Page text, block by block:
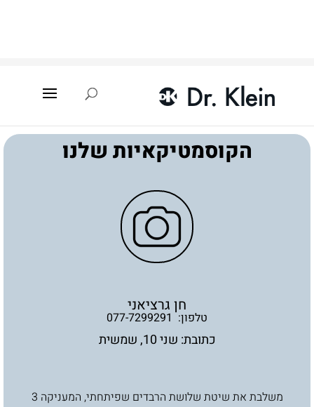
הקוסמטיקאיות שלנו
חן גרציאני
טלפון: 077-7299291
כתובת: שני 10, שמשית
משלבת את שיטת שלושת הרבדים שפיתחתי, המעניקה 3